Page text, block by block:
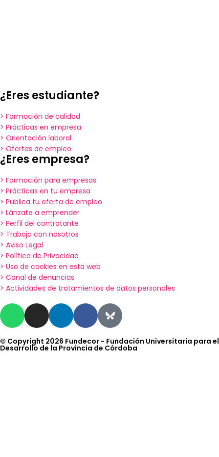
¿Eres estudiante?
> Formación de calidad
> Prácticas en empresa
> Orientación laboral
> Ofertas de empleo
¿Eres empresa?
> Formación para empresas
> Prácticas en tu empresa
> Publica tu oferta de empleo
> Lánzate a emprender
> Perfil del contratante
> Trabaja con nosotros
> Aviso Legal
> Política de Privacidad
> Uso de cookies en esta web
> Canal de denuncias
> Actividades de tratamientos de datos personales
© Copyright 2026 Fundecor - Fundación Universitaria para el
Desarrollo de la Provincia de Córdoba